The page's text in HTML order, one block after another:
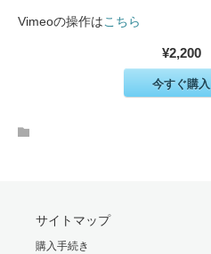
Vimeoの操作はこちら
¥2,200
今すぐ購入
サイトマップ
購入手続き